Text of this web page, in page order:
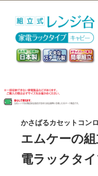
かさばるカセットコン
エムケーの
電ラックタイ